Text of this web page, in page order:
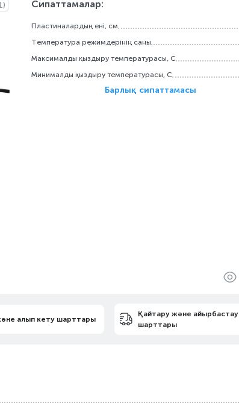
Сипаттамалар:
Пластиналардың ені, см
Температура режимдерінің саны
Максималды қыздыру температурасы, С
Минималды қыздыру температурасы, С
Барлық сипаттамасы
алып кету шарттары
Қайтару және айырбастау
шарттары